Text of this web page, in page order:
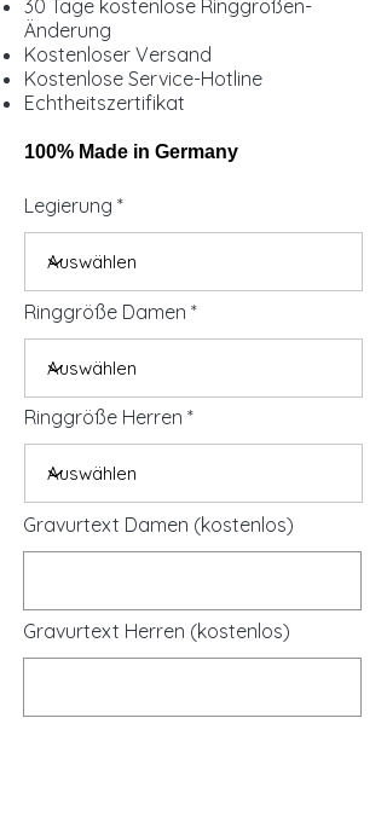
30 Tage kostenlose Ringgrößen-
Änderung
Kostenloser Versand
Kostenlose Service-Hotline
Echtheitszertifikat
100% Made in Germany
Legierung
Ringgröße Damen
Ringgröße Herren
Gravurtext Damen (kostenlos)
Gravurtext Herren (kostenlos)